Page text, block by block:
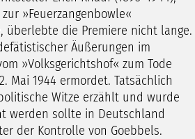
»Feuerzangenbowle«
überlebte die Premiere nicht lange.
Äußerungen im
»Volksgerichtshof« zum Tode
Mai 1944 ermordet. Tatsächlich
Witze erzählt und wurde
werden sollte in Deutschland
der Kontrolle von Goebbels.